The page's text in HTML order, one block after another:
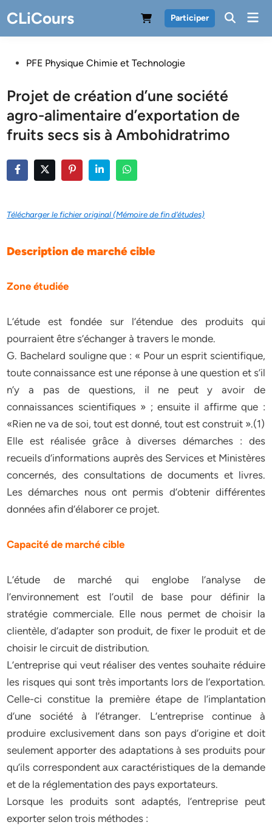
to
content
CLiCours Participer
PostedPFE Physique Chimie et Technologie
Projet de création d’une société
agro-alimentaire d’exportation de
fruits secs sis à Ambohidratrimo
Télécharger le fichier original (Mémoire de fin d’études)
Description de marché cible
Zone étudiée
L’étude est fondée sur l’étendue des produits qui
pourraient être s’échanger à travers le monde.
G. Bachelard souligne que : « Pour un esprit scientifique,
toute connaissance est une réponse à une question et s’il
n’y a pas de questions, il ne peut y avoir de
connaissances scientifiques » ; ensuite il affirme que :
«Rien ne va de soi, tout est donné, tout est construit ».(1)
Elle est réalisée grâce à diverses démarches : des
recueils d’informations auprès des Services et Ministères
concernés, des consultations de documents et livres.
Les démarches nous ont permis d’obtenir différentes
données afin d’élaborer ce projet.
Capacité de marché cible
L’étude de marché qui englobe l’analyse de
l’environnement est l’outil de base pour définir la
stratégie commerciale. Elle nous permet de choisir la
clientèle, d’adapter son produit, de fixer le produit et de
choisir le circuit de distribution.
L’entreprise qui veut réaliser des ventes souhaite réduire
les risques qui sont très importants lors de l’exportation.
Celle-ci constitue la première étape de l’implantation
d’une société à l’étranger. L’entreprise continue à
produire exclusivement dans son pays d’origine et doit
seulement apporter des adaptations à ses produits pour
qu’ils correspondent aux caractéristiques de la demande
et de la réglementation des pays exportateurs.
Lorsque les produits sont adaptés, l’entreprise peut
exporter selon trois méthodes :